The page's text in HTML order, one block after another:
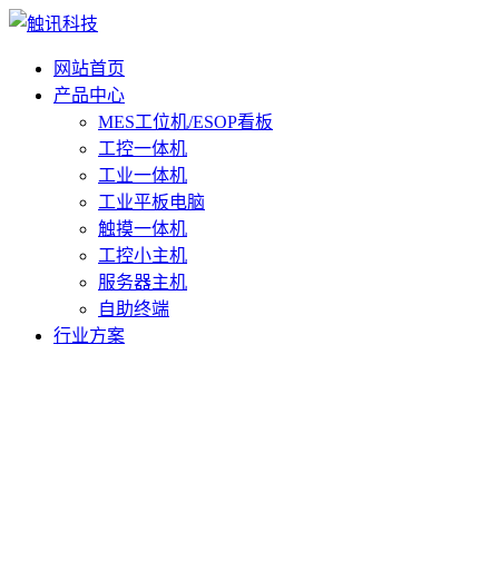
网站首页
产品中心
MES工位机/ESOP看板
工控一体机
工业一体机
工业平板电脑
触摸一体机
工控小主机
服务器主机
自助终端
行业方案